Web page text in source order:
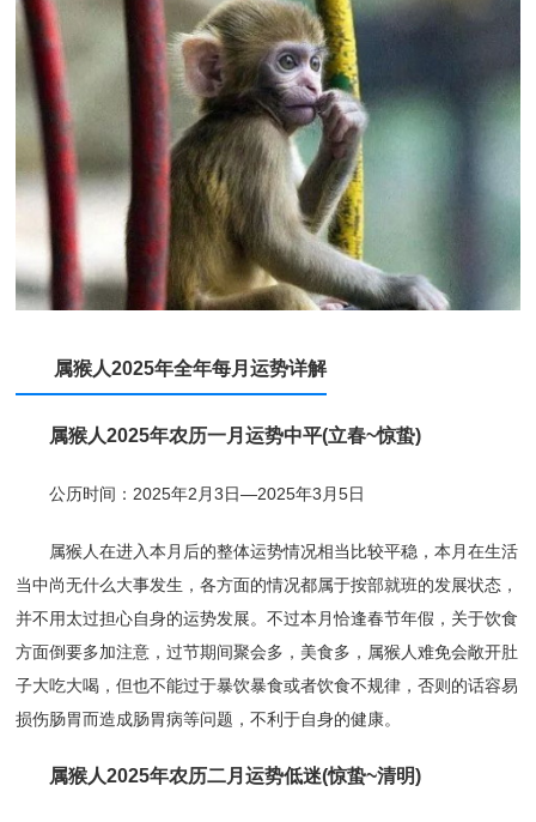
属猴人2025年全年每月运势详解
属猴人2025年农历一月运势中平(立春~惊蛰)
公历时间：2025年2月3日—2025年3月5日
属猴人在进入本月后的整体运势情况相当比较平稳，本月在生活
当中尚无什么大事发生，各方面的情况都属于按部就班的发展状态，
并不用太过担心自身的运势发展。不过本月恰逢春节年假，关于饮食
方面倒要多加注意，过节期间聚会多，美食多，属猴人难免会敞开肚
子大吃大喝，但也不能过于暴饮暴食或者饮食不规律，否则的话容易
损伤肠胃而造成肠胃病等问题，不利于自身的健康。
属猴人2025年农历二月运势低迷(惊蛰~清明)